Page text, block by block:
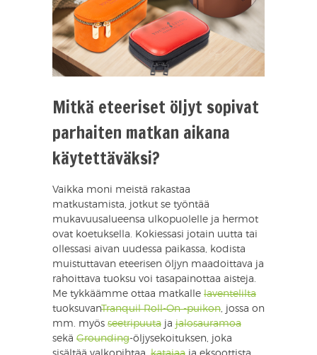
Mitkä eteeriset öljyt sopivat
parhaiten matkan aikana
käytettäväksi?
Vaikka moni meistä rakastaa
matkustamista, jotkut se työntää
mukavuusalueensa ulkopuolelle ja hermot
ovat koetuksella. Kokiessasi jotain uutta tai
ollessasi aivan uudessa paikassa, kodista
muistuttavan eteerisen öljyn maadoittava ja
rahoittava tuoksu voi tasapainottaa aisteja.
Me tykkäämme ottaa matkalle laventelilta
tuoksuvanTranquil Roll-On -puikon, jossa on
mm. myös seetripuuta ja jalosauramoa
sekä Grounding-öljysekoituksen, joka